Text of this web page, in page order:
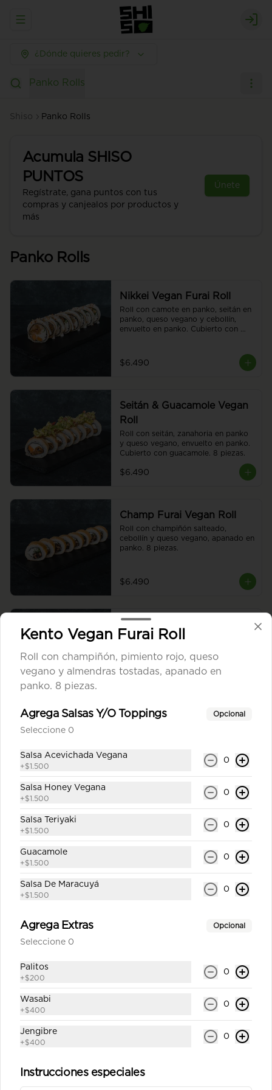
Abrir menu de navegación
¿Dónde quieres pedir?
Panko Rolls
Shiso Panko Rolls
Acumula SHISO
PUNTOS
Regístrate, gana puntos con tus
compras y canjealos por productos y
más
Únete
Panko Rolls
Nikkei Vegan Furai Roll
Roll con camote en panko, seitán en
panko, queso vegano y cebollín,
envuelto en panko. Cubierto con
$6.490
Seitán & Guacamole Vegan
Roll
Roll con seitán, zanahoria en panko
y queso vegano, envuelto en panko.
Cubierto con guacamole. 8 piezas.
$6.490
Champ Furai Vegan Roll
Roll con champiñón salteado,
cebollín y queso vegano, apanado en
panko. 8 piezas.
$6.490
Roll con queso vegano, palta y
8 piezas.
queso vegano y almendras tostadas,
apanado en panko. 8 piezas.
Conócenos
Zonas de despacho
Términos y condiciones
Política de privacidad
Mi cuenta
Kento Vegan Furai Roll
Roll con champiñón, pimiento rojo, queso
vegano y almendras tostadas, apanado en
panko. 8 piezas.
Agrega Salsas Y/O Toppings Opcional
Seleccione 0
Salsa Acevichada Vegana
+$1.500
0
Salsa Honey Vegana
+$1.500
0
Salsa Teriyaki
+$1.500
0
Guacamole
+$1.500
0
Salsa De Maracuyá
+$1.500
0
Agrega Extras Opcional
Seleccione 0
Palitos
+$200
0
Wasabi
+$400
0
Jengibre
+$400
0
Instrucciones especiales